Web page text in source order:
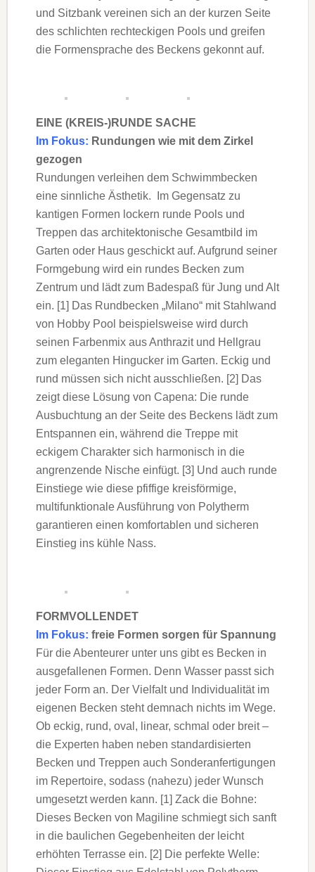
und Sitzbank vereinen sich an der kurzen Seite
des schlichten rechteckigen Pools und greifen
die Formensprache des Beckens gekonnt auf.
EINE (KREIS-)RUNDE SACHE
Im Fokus: Rundungen wie mit dem Zirkel
gezogen
Rundungen verleihen dem Schwimmbecken
eine sinnliche Ästhetik. Im Gegensatz zu
kantigen Formen lockern runde Pools und
Treppen das architektonische Gesamtbild im
Garten oder Haus geschickt auf. Aufgrund seiner
Formgebung wird ein rundes Becken zum
Zentrum und lädt zum Badespaß für Jung und Alt
ein. [1] Das Rundbecken „Milano“ mit Stahlwand
von Hobby Pool beispielsweise wird durch
seinen Farbenmix aus Anthrazit und Hellgrau
zum eleganten Hingucker im Garten. Eckig und
rund müssen sich nicht ausschließen. [2] Das
zeigt diese Lösung von Capena: Die runde
Ausbuchtung an der Seite des Beckens lädt zum
Entspannen ein, während die Treppe mit
eckigem Charakter sich harmonisch in die
angrenzende Nische einfügt. [3] Und auch runde
Einstiege wie diese pfiffige kreisförmige,
multifunktionale Ausführung von Polytherm
garantieren einen komfortablen und sicheren
Einstieg ins kühle Nass.
FORMVOLLENDET
Im Fokus: freie Formen sorgen für Spannung
Für die Abenteurer unter uns gibt es Becken in
ausgefallenen Formen. Denn Wasser passt sich
jeder Form an. Der Vielfalt und Individualität im
eigenen Becken steht demnach nichts im Wege.
Ob eckig, rund, oval, linear, schmal oder breit –
die Experten haben neben standardisierten
Becken und Treppen auch Sonderanfertigungen
im Repertoire, sodass (nahezu) jeder Wunsch
umgesetzt werden kann. [1] Zack die Bohne:
Dieses Becken von Magiline schmiegt sich sanft
in die baulichen Gegebenheiten der leicht
erhöhten Terrasse ein. [2] Die perfekte Welle: